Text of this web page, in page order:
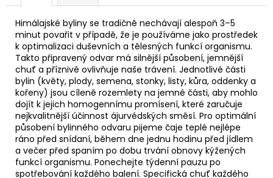
Himálajské byliny se tradičně nechávají alespoň 3–5
minut povařit v případě, že je používáme jako prostředek
k optimalizaci duševních a tělesných funkcí organismu.
Takto připravený odvar má silnější působení, jemnější
chuť a příznivě ovlivňuje naše trávení. Jednotlivé části
bylin (květy, plody, semena, stonky, listy, kůra, oddenky a
kořeny) jsou cíleně rozemlety na jemné části, aby mohlo
dojít k jejich homogennímu promísení, které zaručuje
nejkvalitnější účinnost ájurvédských směsí. Pro optimální
působení bylinného odvaru pijeme čaje teplé nejlépe
ráno před snídaní, během dne jednu hodinu před jídlem
a večer před spaním po dobu trvání obnovy kýžených
funkcí organismu. Ponechejte týdenní pauzu po
spotřebování každého balení. Specifická chuť každého